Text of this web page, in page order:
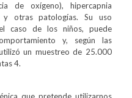
de oxígeno), hipercapnia
otras patologías. Su uso
caso de los niños, puede
y, según las
un muestreo de 25.000
4.